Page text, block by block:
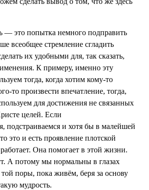
— это попытка немного подправить
всеобщее стремление сгладить
их удобными для, так сказать,
К примеру, именно эту
тогда, когда хотим кому-то
то произвести впечатление, тогда,
для достижения не связанных
целей. Если
подстраиваемся и хотя бы в малейшей
это и есть проявление плотской
Она помогает в этой жизни.
А потому мы нормальны в глазах
поры, пока живём, беря за основу
мудрость.